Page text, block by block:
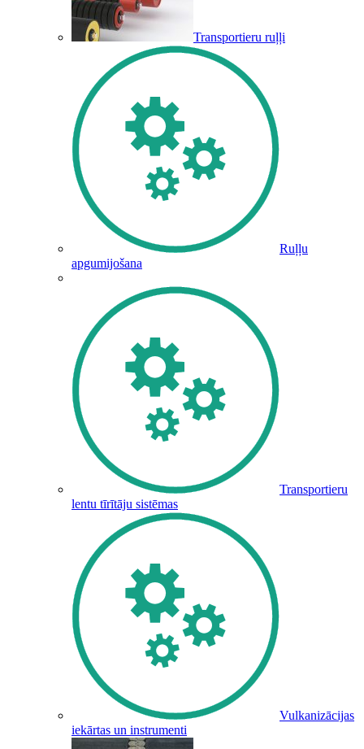
Transportieru ruļļi
Ruļļu
apgumijošana
Transportieru
lentu tīrītāju sistēmas
Vulkanizācijas
iekārtas un instrumenti